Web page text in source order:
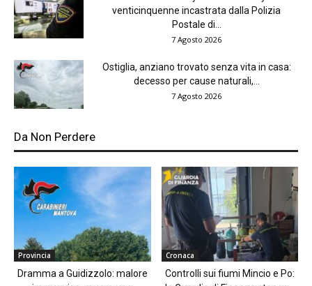
venticinquenne incastrata dalla Polizia
Postale di...
7 Agosto 2026
Ostiglia, anziano trovato senza vita in casa:
decesso per cause naturali,...
7 Agosto 2026
Da Non Perdere
Provincia
Dramma a Guidizzolo: malore
Cronaca
Controlli sui fiumi Mincio e Po: